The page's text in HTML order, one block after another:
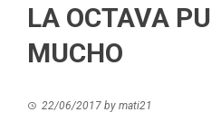
LA OCTAVA
MUCHO
22/06/2017 by mati21